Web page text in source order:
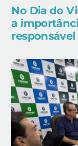
No Dia do
a
responsável